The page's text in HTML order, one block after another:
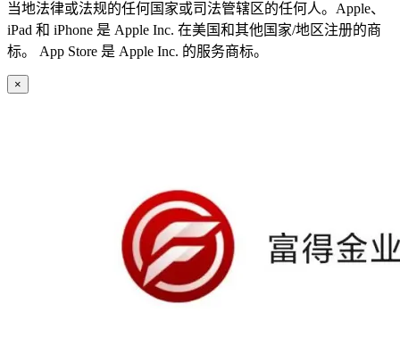
当地法律或法规的任何国家或司法管辖区的任何人。Apple、
iPad 和 iPhone 是 Apple Inc. 在美国和其他国家/地区注册的商
标。 App Store 是 Apple Inc. 的服务商标。
×